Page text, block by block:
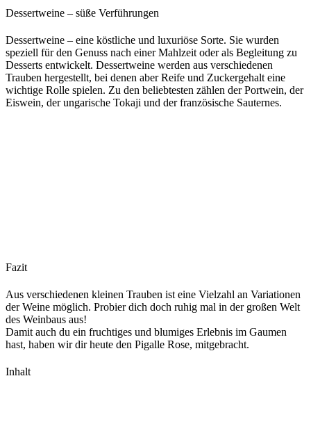
Dessertweine – süße Verführungen
Dessertweine – eine köstliche und luxuriöse Sorte. Sie wurden
speziell für den Genuss nach einer Mahlzeit oder als Begleitung zu
Desserts entwickelt. Dessertweine werden aus verschiedenen
Trauben hergestellt, bei denen aber Reife und Zuckergehalt eine
wichtige Rolle spielen. Zu den beliebtesten zählen der Portwein, der
Eiswein, der ungarische Tokaji und der französische Sauternes.
Fazit
Aus verschiedenen kleinen Trauben ist eine Vielzahl an Variationen
der Weine möglich. Probier dich doch ruhig mal in der großen Welt
des Weinbaus aus!
Damit auch du ein fruchtiges und blumiges Erlebnis im Gaumen
hast, haben wir dir heute den Pigalle Rose, mitgebracht.
Inhalt